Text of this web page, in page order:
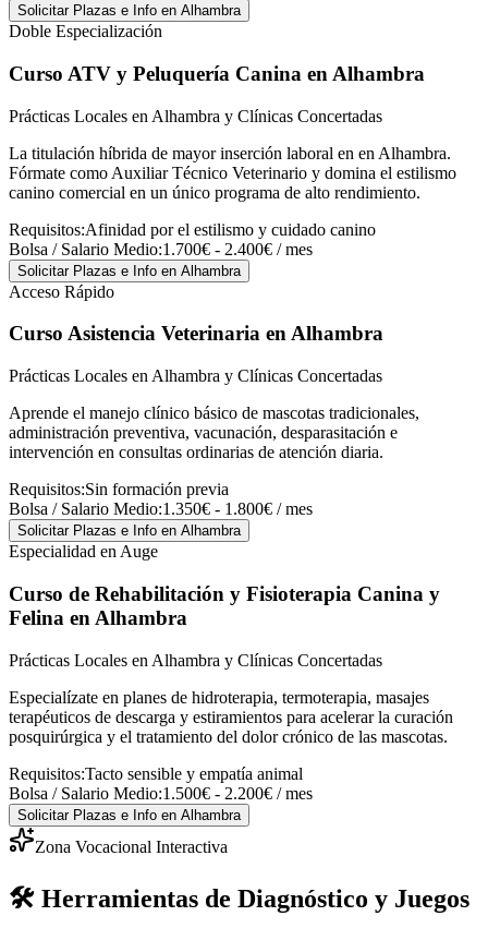
Solicitar Plazas e Info en Alhambra
Doble Especialización
Curso ATV y Peluquería Canina en Alhambra
Prácticas Locales en Alhambra y Clínicas Concertadas
La titulación híbrida de mayor inserción laboral en en Alhambra.
Fórmate como Auxiliar Técnico Veterinario y domina el estilismo
canino comercial en un único programa de alto rendimiento.
Requisitos:Afinidad por el estilismo y cuidado canino
Bolsa / Salario Medio:1.700€ - 2.400€ / mes
Solicitar Plazas e Info en Alhambra
Acceso Rápido
Curso Asistencia Veterinaria en Alhambra
Prácticas Locales en Alhambra y Clínicas Concertadas
Aprende el manejo clínico básico de mascotas tradicionales,
administración preventiva, vacunación, desparasitación e
intervención en consultas ordinarias de atención diaria.
Requisitos:Sin formación previa
Bolsa / Salario Medio:1.350€ - 1.800€ / mes
Solicitar Plazas e Info en Alhambra
Especialidad en Auge
Curso de Rehabilitación y Fisioterapia Canina y
Felina en Alhambra
Prácticas Locales en Alhambra y Clínicas Concertadas
Especialízate en planes de hidroterapia, termoterapia, masajes
terapéuticos de descarga y estiramientos para acelerar la curación
posquirúrgica y el tratamiento del dolor crónico de las mascotas.
Requisitos:Tacto sensible y empatía animal
Bolsa / Salario Medio:1.500€ - 2.200€ / mes
Solicitar Plazas e Info en Alhambra
Zona Vocacional Interactiva
🛠️ Herramientas de Diagnóstico y Juegos